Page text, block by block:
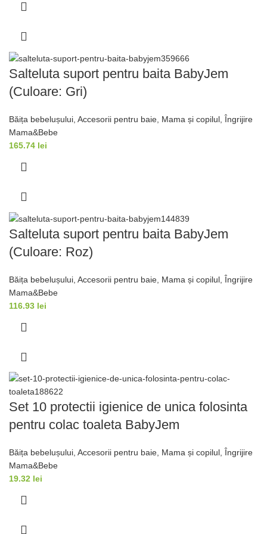
Salteluta suport pentru baita BabyJem
(Culoare: Gri)
Băița bebelușului Accesorii pentru baie Mama și copilul Îngrijire
Mama&Bebe
165.74 lei
Salteluta suport pentru baita BabyJem
(Culoare: Roz)
Băița bebelușului, Accesorii pentru baie, Mama și copilul, Îngrijire
Mama&Bebe
116.93 lei
Set 10 protectii igienice de unica folosinta
pentru colac toaleta BabyJem
Băița bebelușului, Accesorii pentru baie, Mama și copilul, Îngrijire
Mama&Bebe
19.32 lei